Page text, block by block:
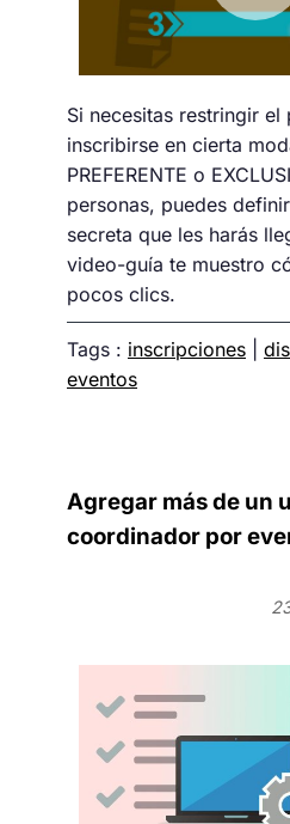
Si necesitas restringir el
inscribirse en cierta
PREFERENTE o
personas, puedes
secreta que les harás
video-guía te muestro
pocos clics.
Tags : inscripciones
eventos
Agregar más de un
coordinador por